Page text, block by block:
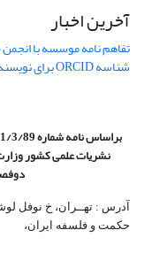
آخرین اخبار
تفاهم نامه موسسه با
شناسه ORCID برای نویسنده مسئول
براساس نامه شماره 26953/11/3/89 در جلسة مورخ 31/6/89 کمیسیون
نشریات علمی کشور
حکمت و فلسفه ایران،‌